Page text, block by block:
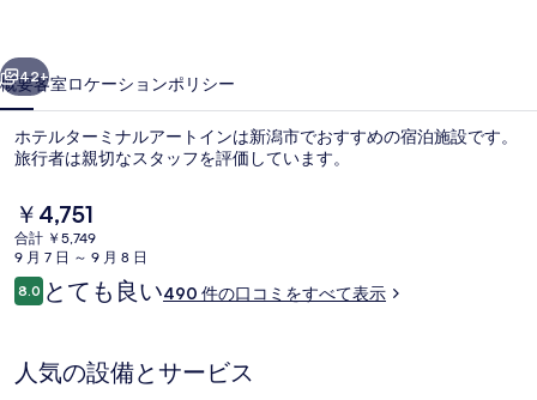
ル
ア
ー
イ
ン
の
真
次へ
42+
概要客室ロケーションポリシー
ホテルターミナルアートインは新潟市でおすすめの宿泊施設です。
旅行者は親切なスタッフを評価しています。
現
在
の
料
金
で
す
￥4,751
合計 ￥5,749
9 月 7 日 ～ 9 月 8 日
口
コ
8.010段階中8.0
とても良い490 件の口コミをすべて表示
人気の設備とサービス